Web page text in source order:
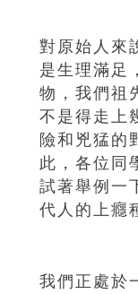
對原始人來
是生理滿足
物，我們祖
不是得走上
險和兇猛的
此，各位同
試著舉例一
代人的上癮
我們正處於